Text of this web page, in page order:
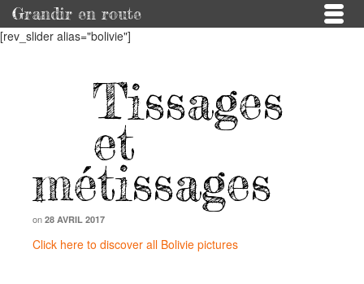
Grandir en route
[rev_slider alias="bolivie"]
Tissages
et
métissages
on 28 AVRIL 2017
Click here to discover all Bolivie pictures